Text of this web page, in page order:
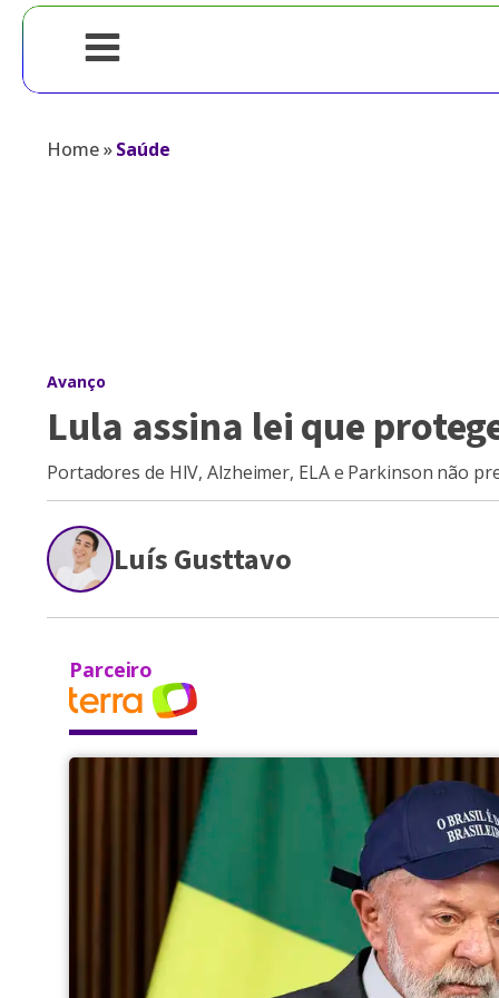
Home»Saúde
Avanço
Lula assina lei que
Portadores de HIV, Alzheimer, ELA e Parkinson não
Luís Gusttavo
Parceiro